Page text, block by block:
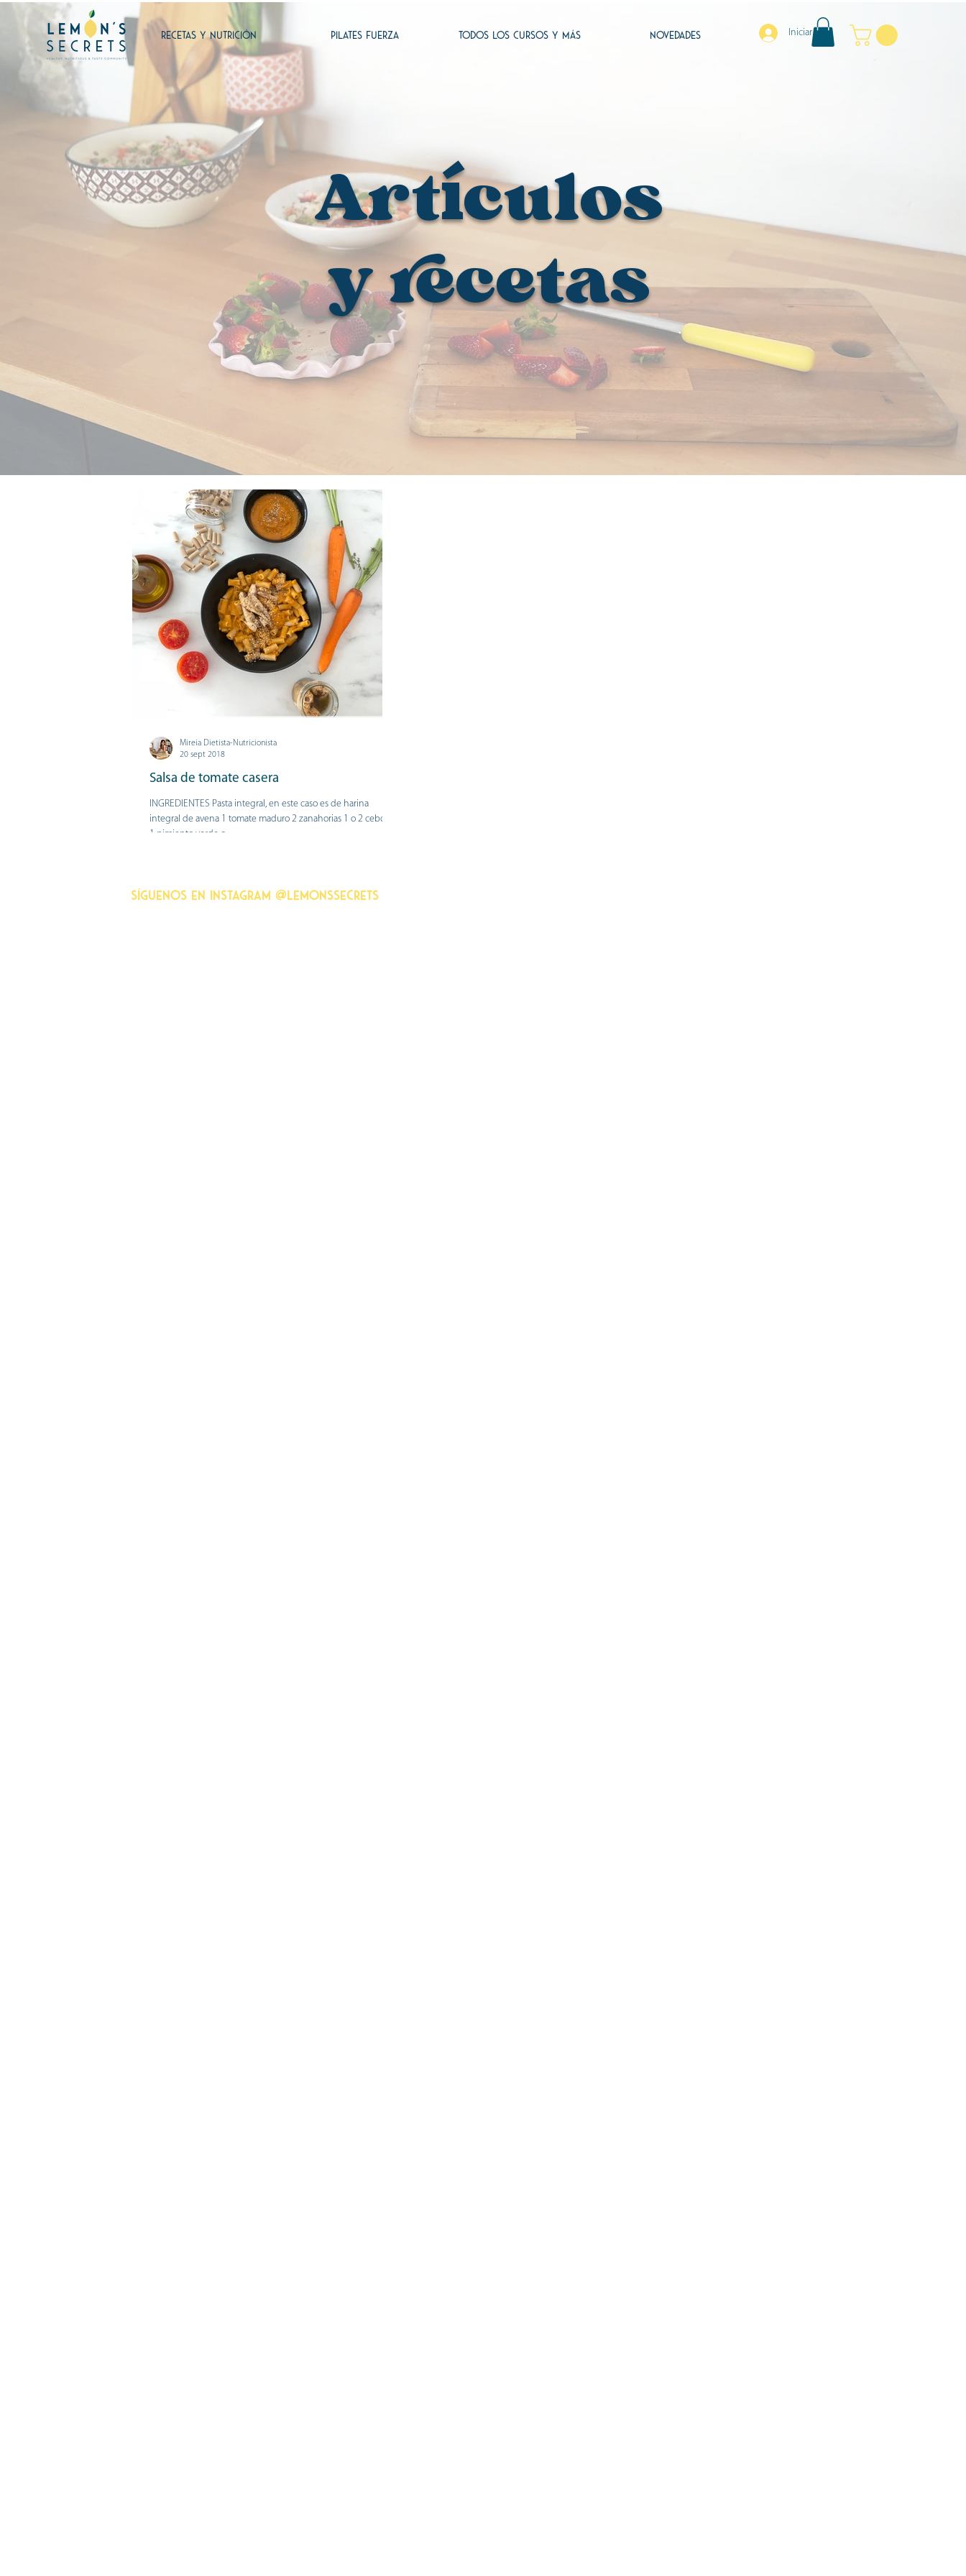
RECETAS Y NUTRICIÓN PILATES FUERZA TODOS LOS CURSOS Y MÁS NOVEDADES Iniciar sesión
Artículos
y recetas
Salsa de tomate casera
​​INGREDIENTES Pasta integral, en este caso es de harina
integral de avena 1 tomate maduro 2 zanahorias 1 o 2 cebollas
1 pimiento verde o...
Mireia Dietista-Nutricionista
20 sept 2018
Síguenos en instagram @lemonssecrets